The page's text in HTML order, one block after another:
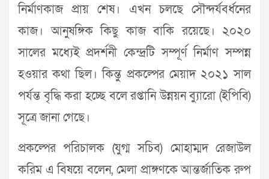
নির্মাণকাজ প্রায় শেষ। এখন চলছে সৌন্দর্যবর্ধনের
কাজ। আনুষঙ্গিক কিছু কাজ বাকি রয়েছে। ২০২০
সালের মধ্যেই প্রদর্শনী কেন্দ্রটি সম্পূর্ণ নির্মাণ সম্পন্ন
হওয়ার কথা ছিল। কিন্তু প্রকল্পের মেয়াদ ২০২১ সাল
পর্যন্ত বৃদ্ধি করা হচ্ছে বলে রপ্তানি উন্নয়ন ব্যুারো (ইপিবি)
সূত্রে জানা গেছে।
প্রকল্পের পরিচালক (যুগ্ম সচিব) মোহাম্মদ রেজাউল
করিম এ বিষয়ে বলেন, মেলা প্রাঙ্গণকে আন্তর্জাতিক রুপ